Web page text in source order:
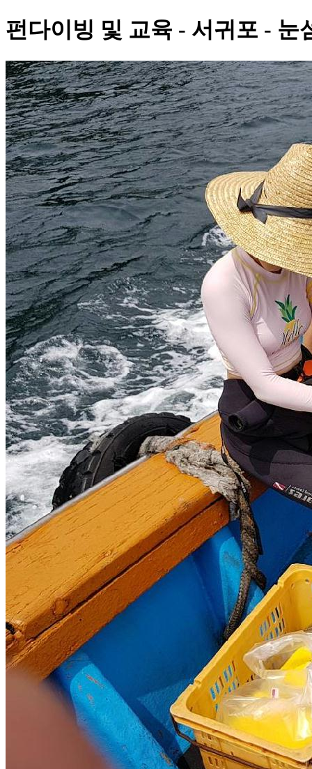
펀다이빙 및 교육 - 서귀포 - 눈